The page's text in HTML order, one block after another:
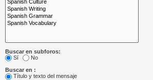
Buscar en subforos:
Sí
No
Buscar en :
Título y texto del mensaje